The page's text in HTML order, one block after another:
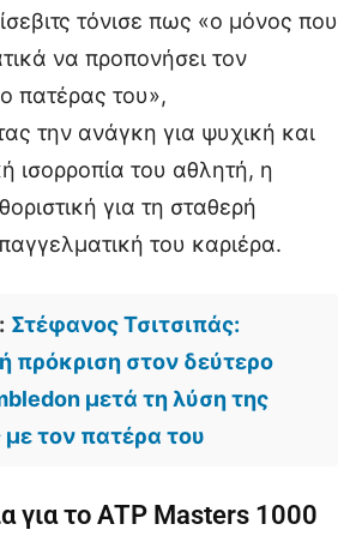
τόνισε πως «ο μόνος που
να προπονήσει τον
πατέρας του»,
την ανάγκη για ψυχική και
ισορροπία του αθλητή, η
για τη σταθερή
του καριέρα.
Στέφανος Τσιτσιπάς:
πρόκριση στον δεύτερο
μετά τη λύση της
με τον πατέρα του
για το ATP Masters 1000